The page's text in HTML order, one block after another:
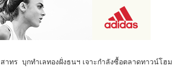
าทร บุกทำเลทองฝั่งธนฯ เจาะกำลังซื้อตลาดทาวน์โฮม